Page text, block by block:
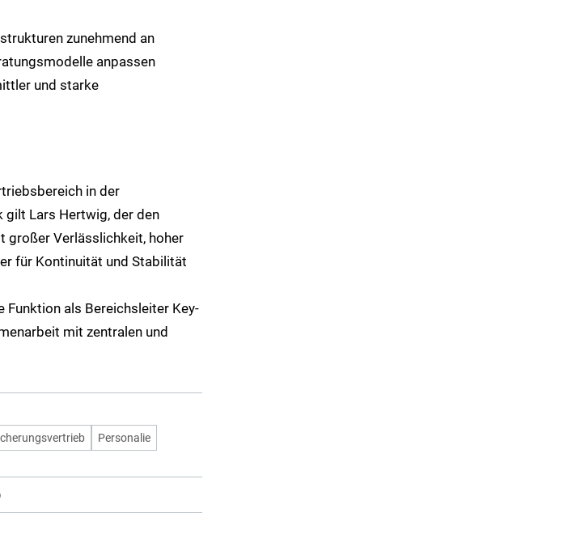
zunehmend an
anpassen
und starke
in der
gilt Lars Hertwig, der den
großer Verlässlichkeit, hoher
für Kontinuität und Stabilität
als Bereichsleiter Key-
mit zentralen und
Personalie